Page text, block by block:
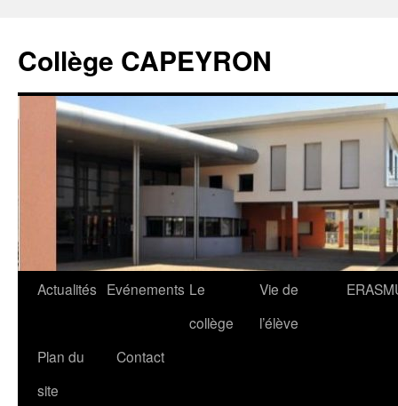
Collège CAPEYRON
Actualités Evénements Le
collège
Vie de
l’élève
Plan du
site
Contact